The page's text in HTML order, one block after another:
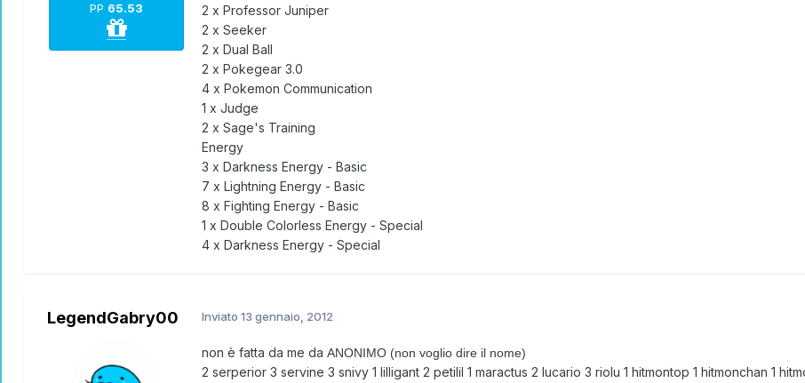
PP 65.53
2 x Professor Juniper
2 x Seeker
2 x Dual Ball
2 x Pokegear 3.0
4 x Pokemon Communication
1 x Judge
2 x Sage's Training
Energy
3 x Darkness Energy - Basic
7 x Lightning Energy - Basic
8 x Fighting Energy - Basic
1 x Double Colorless Energy - Special
4 x Darkness Energy - Special
LegendGabry00 Inviato 13 gennaio, 2012
non è fatta da me da ANONIMO (non voglio dire il nome)
2 serperior 3 servine 3 snivy 1 lilligant 2 petilil 1 maractus 2 lucario 3 riolu 1 hitmontop 1 hitmonchan 1